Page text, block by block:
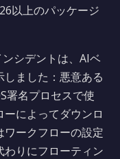
以上のパッケージ
シデントは、AIベ
ました：悪意ある
署名プロセスで使
によってダウンロ
ークフローの設定
りにフローティン